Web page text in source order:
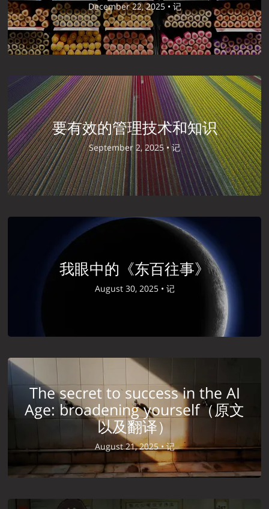
December 22, 2025 • 记
要有效的管理技术和知识
September 2, 2025 •记
我眼中的《东百往事》
August 30, 2025 • 记
The secret to success in the AI
Age: broadening yourself（原文
以及翻译）
August 21, 2025 •记